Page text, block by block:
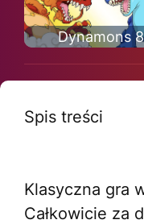
Dynamons 8
Spis treści
Klasyczna gra
Całkowicie za